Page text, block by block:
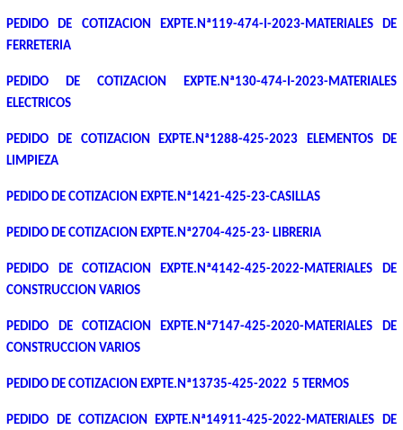
PEDIDO DE COTIZACION EXPTE.Nª119-474-I-2023-MATERIALES DE
FERRETERIA
PEDIDO DE COTIZACION EXPTE.Nª130-474-I-2023-MATERIALES
ELECTRICOS
PEDIDO DE COTIZACION EXPTE.Nª1288-425-2023 ELEMENTOS DE
LIMPIEZA
PEDIDO DE COTIZACION EXPTE.Nª1421-425-23-CASILLAS
PEDIDO DE COTIZACION EXPTE.Nª2704-425-23- LIBRERIA
PEDIDO DE COTIZACION EXPTE.Nª4142-425-2022-MATERIALES DE
CONSTRUCCION VARIOS
PEDIDO DE COTIZACION EXPTE.Nª7147-425-2020-MATERIALES DE
CONSTRUCCION VARIOS
PEDIDO DE COTIZACION EXPTE.Nª13735-425-2022 5 TERMOS
PEDIDO DE COTIZACION EXPTE.Nª14911-425-2022-MATERIALES DE